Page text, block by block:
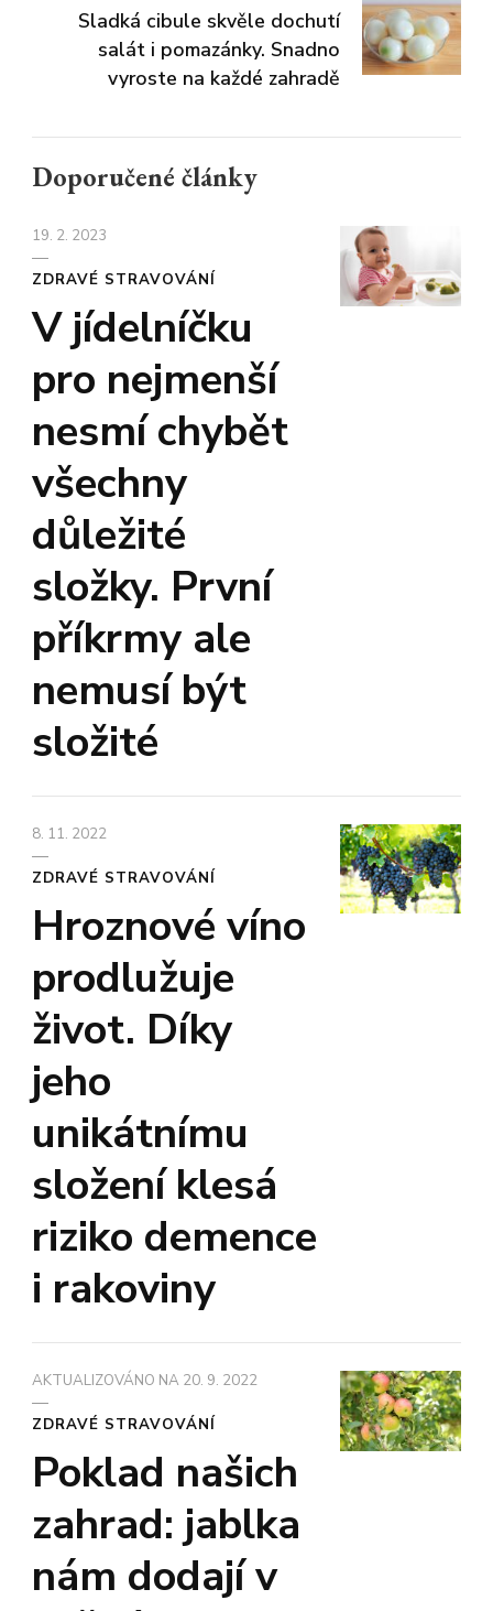
Sladká cibule skvěle dochutí
salát i pomazánky. Snadno
vyroste na každé zahradě
Doporučené články
19. 2. 2023
ZDRAVÉ STRAVOVÁNÍ
V jídelníčku
pro nejmenší
nesmí chybět
všechny
důležité
složky. První
příkrmy ale
nemusí být
složité
8. 11. 2022
ZDRAVÉ STRAVOVÁNÍ
Hroznové víno
prodlužuje
život. Díky
jeho
unikátnímu
složení klesá
riziko demence
i rakoviny
AKTUALIZOVÁNO NA 20. 9. 2022
ZDRAVÉ STRAVOVÁNÍ
Poklad našich
zahrad: jablka
nám dodají v